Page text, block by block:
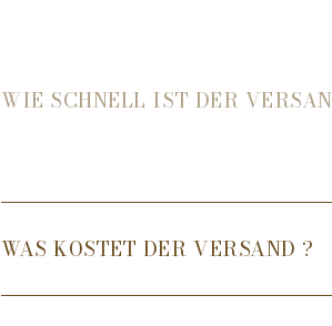
WIE SCHNELL IST DER
WAS KOSTET DER VERSAND ?